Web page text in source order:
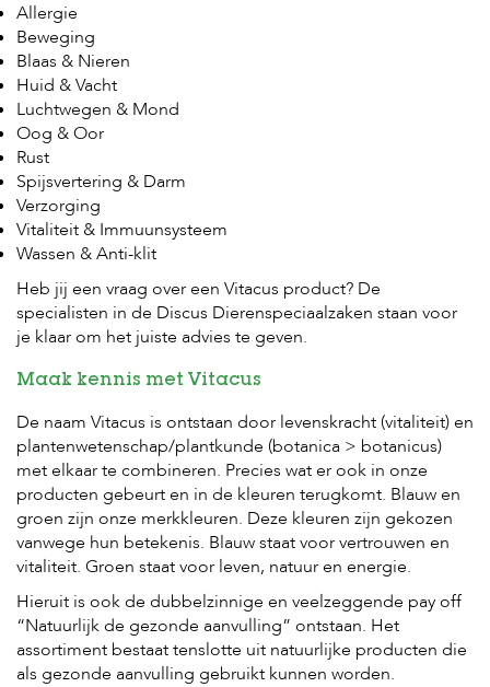
Allergie
Beweging
Blaas & Nieren
Huid & Vacht
Luchtwegen & Mond
Oog & Oor
Rust
Spijsvertering & Darm
Verzorging
Vitaliteit & Immuunsysteem
Wassen & Anti-klit
Heb jij een vraag over een Vitacus product? De
specialisten in de Discus Dierenspeciaalzaken staan voor
je klaar om het juiste advies te geven.
Maak kennis met Vitacus
De naam Vitacus is ontstaan door levenskracht (vitaliteit) en
plantenwetenschap/plantkunde (botanica > botanicus)
met elkaar te combineren. Precies wat er ook in onze
producten gebeurt en in de kleuren terugkomt. Blauw en
groen zijn onze merkkleuren. Deze kleuren zijn gekozen
vanwege hun betekenis. Blauw staat voor vertrouwen en
vitaliteit. Groen staat voor leven, natuur en energie.
Hieruit is ook de dubbelzinnige en veelzeggende pay off
“Natuurlijk de gezonde aanvulling” ontstaan. Het
assortiment bestaat tenslotte uit natuurlijke producten die
als gezonde aanvulling gebruikt kunnen worden.